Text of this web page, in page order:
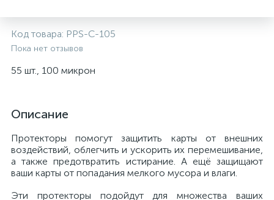
Код товара: PPS-C-105
Пока нет отзывов
55 шт., 100 микрон
Описание
Протекторы помогут защитить карты от внешних
воздействий, облегчить и ускорить их перемешивание,
а также предотвратить истирание. А ещё защищают
ваши карты от попадания мелкого мусора и влаги.
Эти протекторы подойдут для множества ваших